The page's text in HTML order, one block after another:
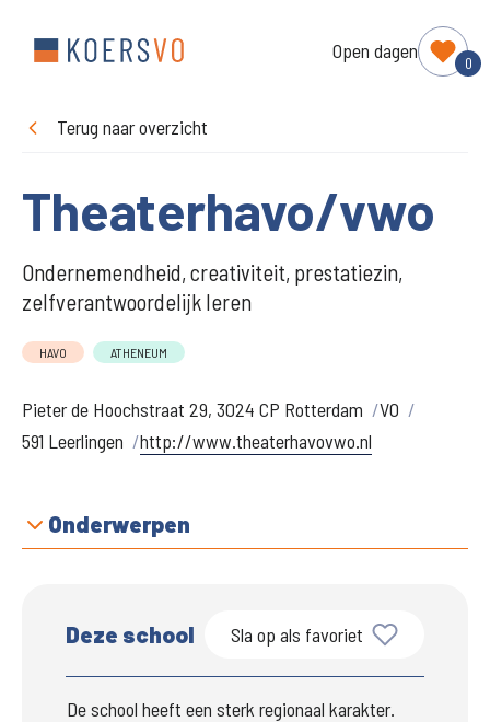
Open dagen
0
Terug naar overzicht
Theaterhavo/vwo
Ondernemendheid, creativiteit, prestatiezin,
zelfverantwoordelijk leren
HAVO ATHENEUM
Pieter de Hoochstraat 29, 3024 CP Rotterdam
VO
591 Leerlingen
http://www.theaterhavovwo.nl
Onderwerpen
Deze school Sla op als favoriet
De school heeft een sterk regionaal karakter.